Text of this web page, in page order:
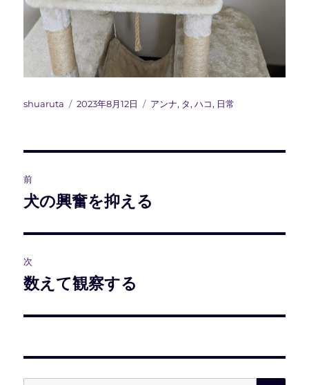
投
shuaruta
投
2023年8月12日
カ
アンナ, タ,ハコ, 日常
稿
ビ
ゲ
ー
ョ
前
前
投
稿:
犬の興奮を抑える
次
次
投
数えて観察する